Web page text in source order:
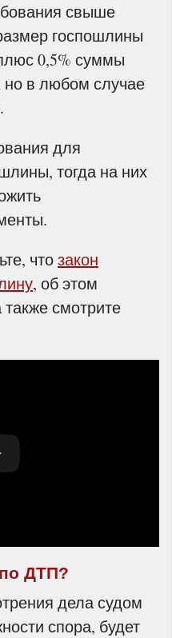
свыше
госпошлины
0,5% суммы
в любом случае
для
тогда на них
чтозакон
, об этом
смотрите
ДТП?
дела судом
спора, будет